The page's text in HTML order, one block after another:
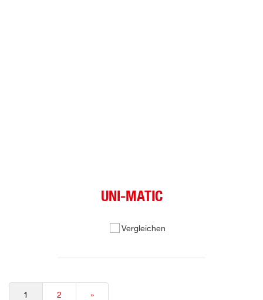
UNI-MATIC
Vergleichen
1 2 »